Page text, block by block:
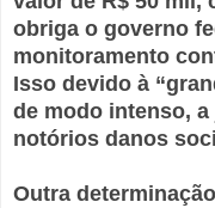
obriga o governo
monitoramento
Isso devido à
de modo intenso,
notórios danos
Outra